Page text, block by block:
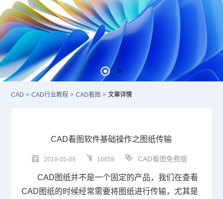
CAD > CAD行业教程 > CAD看图 > 文章详情
CAD看图软件基础操作之图纸传输
2019-05-09 10659 CAD看图免费版
CAD图纸并不是一个固定的产品，我们在查看
CAD 图纸的时候经常需要将图纸进行传输，尤其是